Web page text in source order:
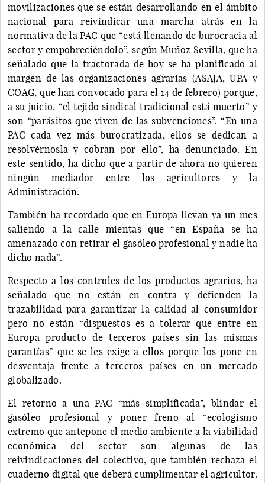
movilizaciones que se están desarrollando en el ámbito
nacional para reivindicar una marcha atrás en la
normativa de la PAC que “está llenando de burocracia al
sector y empobreciéndolo”, según Muñoz Sevilla, que ha
señalado que la tractorada de hoy se ha planificado al
margen de las organizaciones agrarias (ASAJA, UPA y
COAG, que han convocado para el 14 de febrero) porque,
a su juicio, “el tejido sindical tradicional está muerto” y
son “parásitos que viven de las subvenciones”. “En una
PAC cada vez más burocratizada, ellos se dedican a
resolvérnosla y cobran por ello”, ha denunciado. En
este sentido, ha dicho que a partir de ahora no quieren
ningún mediador entre los agricultores y la
Administración.
También ha recordado que en Europa llevan ya un mes
saliendo a la calle mientas que “en España se ha
amenazado con retirar el gasóleo profesional y nadie ha
dicho nada”.
Respecto a los controles de los productos agrarios, ha
señalado que no están en contra y defienden la
trazabilidad para garantizar la calidad al consumidor
pero no están “dispuestos es a tolerar que entre en
Europa producto de terceros países sin las mismas
garantías” que se les exige a ellos porque los pone en
desventaja frente a terceros países en un mercado
globalizado.
El retorno a una PAC “más simplificada”, blindar el
gasóleo profesional y poner freno al “ecologismo
extremo que antepone el medio ambiente a la viabilidad
económica del sector son algunas de las
reivindicaciones del colectivo, que también rechaza el
cuaderno digital que deberá cumplimentar el agricultor.